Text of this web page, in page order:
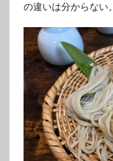
の違いは分からない。